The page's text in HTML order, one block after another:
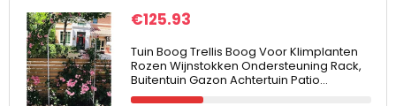
€125.93
Tuin Boog Trellis Boog Voor Klimplanten
Rozen Wijnstokken Ondersteuning Rack,
Buitentuin Gazon Achtertuin Patio…